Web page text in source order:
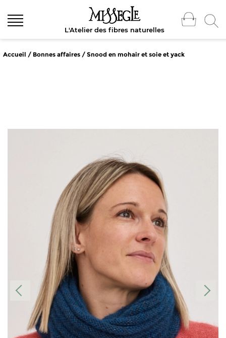
L'Atelier des fibres naturelles
Accueil / Bonnes affaires / Snood en mohair et soie et yack